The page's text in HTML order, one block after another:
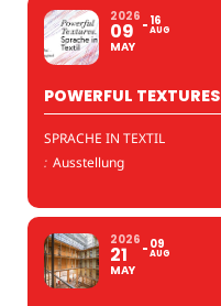
2026
09
MAY
16
AUG
POWERFUL
SPRACHE IN TEXTIL
: Ausstellung
2026
21
MAY
09
AUG